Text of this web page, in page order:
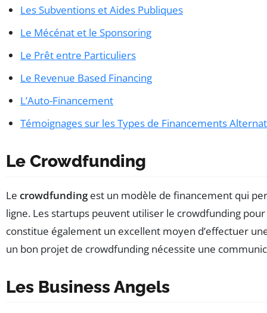
Les Subventions et Aides Publiques
Le Mécénat et le Sponsoring
Le Prêt entre Particuliers
Le Revenue Based Financing
L’Auto-Financement
Témoignages sur les Types de Financements
Le Crowdfunding
Le crowdfundingest un modèle de financement qui
ligne. Les startups peuvent utiliser le crowdfunding
constitue également un excellent moyen d’effectuer
un bon projet de crowdfunding nécessite une
Les Business Angels